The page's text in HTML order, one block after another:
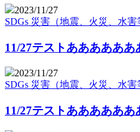
2023/11/27
SDGs 災害（地震、火災、水害
11/27テストああああああ
2023/11/27
SDGs 災害（地震、火災、水害
11/27テストああああああ